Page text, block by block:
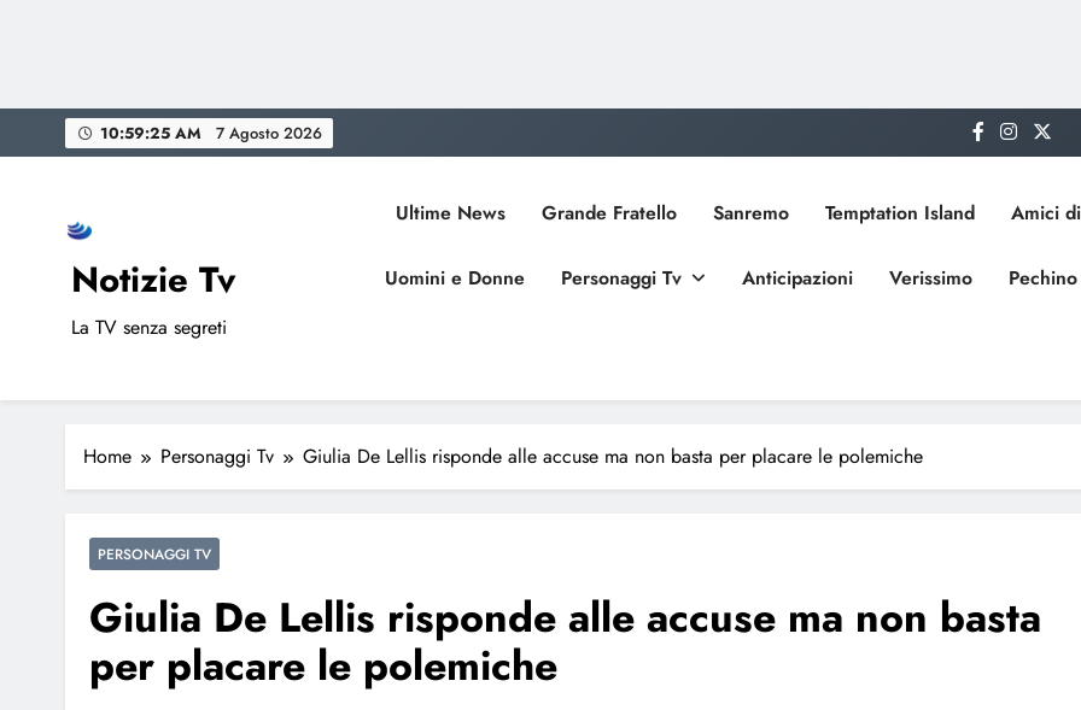
to
10:59:26 AM 7 Agosto 2026
Notizie Tv
La TV senza segreti
Ultime News Grande Fratello Sanremo Temptation Island Amici
Uomini e Donne Personaggi Tv Anticipazioni Verissimo
Home Personaggi Tv Giulia De Lellis risponde alle accuse ma non basta per placare le polemiche
PERSONAGGI TV
Giulia De Lellis risponde alle accuse ma non basta
per placare le polemiche